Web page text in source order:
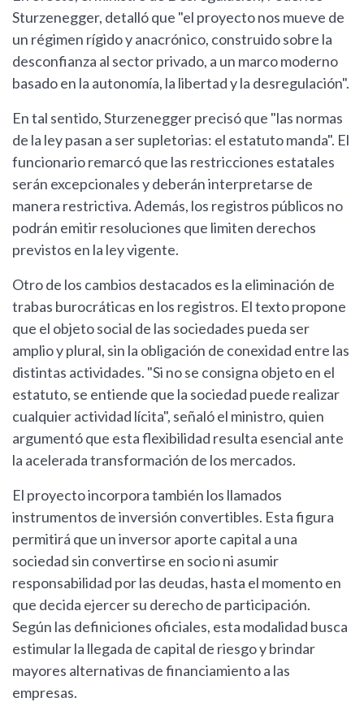
Sturzenegger, detalló que "el proyecto nos mueve de
un régimen rígido y anacrónico, construido sobre la
desconfianza al sector privado, a un marco moderno
basado en la autonomía, la libertad y la desregulación".
En tal sentido, Sturzenegger precisó que "las normas
de la ley pasan a ser supletorias: el estatuto manda". El
funcionario remarcó que las restricciones estatales
serán excepcionales y deberán interpretarse de
manera restrictiva. Además, los registros públicos no
podrán emitir resoluciones que limiten derechos
previstos en la ley vigente.
Otro de los cambios destacados es la eliminación de
trabas burocráticas en los registros. El texto propone
que el objeto social de las sociedades pueda ser
amplio y plural, sin la obligación de conexidad entre las
distintas actividades. "Si no se consigna objeto en el
estatuto, se entiende que la sociedad puede realizar
cualquier actividad lícita", señaló el ministro, quien
argumentó que esta flexibilidad resulta esencial ante
la acelerada transformación de los mercados.
El proyecto incorpora también los llamados
instrumentos de inversión convertibles. Esta figura
permitirá que un inversor aporte capital a una
sociedad sin convertirse en socio ni asumir
responsabilidad por las deudas, hasta el momento en
que decida ejercer su derecho de participación.
Según las definiciones oficiales, esta modalidad busca
estimular la llegada de capital de riesgo y brindar
mayores alternativas de financiamiento a las
empresas.